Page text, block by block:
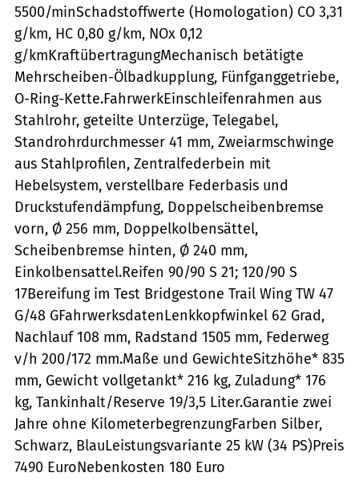
5500/minSchadstoffwerte (Homologation) CO 3,31
g/km, HC 0,80 g/km, NOx 0,12
g/kmKraftübertragungMechanisch betätigte
Mehrscheiben-Ölbadkupplung, Fünfganggetriebe,
O-Ring-Kette.FahrwerkEinschleifenrahmen aus
Stahlrohr, geteilte Unterzüge, Telegabel,
Standrohrdurchmesser 41 mm, Zweiarmschwinge
aus Stahlprofilen, Zentralfederbein mit
Hebelsystem, verstellbare Federbasis und
Druckstufendämpfung, Doppelscheibenbremse
vorn, Ø 256 mm, Doppelkolbensättel,
Scheibenbremse hinten, Ø 240 mm,
Einkolbensattel.Reifen 90/90 S 21; 120/90 S
17Bereifung im Test Bridgestone Trail Wing TW 47
G/48 GFahrwerksdatenLenkkopfwinkel 62 Grad,
Nachlauf 108 mm, Radstand 1505 mm, Federweg
v/h 200/172 mm.Maße und GewichteSitzhöhe* 835
mm, Gewicht vollgetankt* 216 kg, Zuladung* 176
kg, Tankinhalt/Reserve 19/3,5 Liter.Garantie zwei
Jahre ohne KilometerbegrenzungFarben Silber,
Schwarz, BlauLeistungsvariante 25 kW (34 PS)Preis
7490 EuroNebenkosten 180 Euro